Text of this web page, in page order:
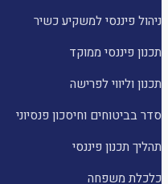
ניהול פיננסי למשקיע כשיר
תכנון פיננסי ממוקד
תכנון וליווי לפרישה
סדר בביטוחים וחיסכון פנסיוני
תהליך תכנון פיננסי
כלכלת משפחה